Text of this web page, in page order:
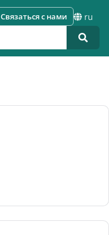
Связаться с нами ru